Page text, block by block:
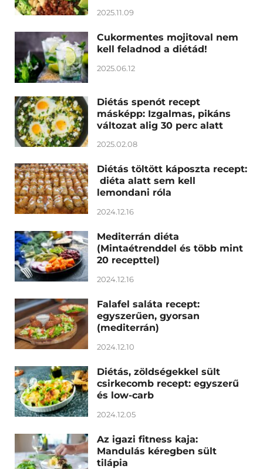
2025.11.09
Cukormentes mojitoval nem
kell feladnod a diétád!
2025.06.12
Diétás spenót recept
másképp: Izgalmas, pikáns
változat alig 30 perc alatt
2025.02.08
Diétás töltött káposzta recept:
diéta alatt sem kell
lemondani róla
2024.12.16
Mediterrán diéta
(Mintaétrenddel és több mint
20 recepttel)
2024.12.16
Falafel saláta recept:
egyszerűen, gyorsan
(mediterrán)
2024.12.10
Diétás, zöldségekkel sült
csirkecomb recept: egyszerű
és low-carb
2024.12.05
Az igazi fitness kaja:
Mandulás kéregben sült
tilápia